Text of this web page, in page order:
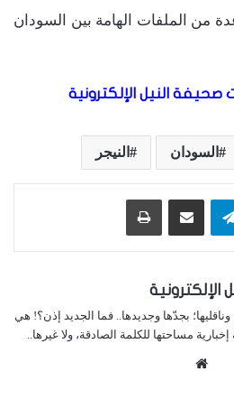
من الملفات الهامة بين السودان
صحيفة النيل الإلكترونية
السودان النيجر
تيلقرام مشاركة عبر البريد طباعة
الإلكترونية
وناقليها؛ بجدّها وجديدها.. فما الجديد إذن؟! هي
إخبارية مساحتها للكلمة الصادقة، ولا غيرها..